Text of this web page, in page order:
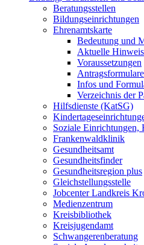
Beratungsstellen
Bildungseinrichtungen
Ehrenamtskarte
Bedeutung und
Aktuelle
Voraussetzungen
Antragsformulare
Infos und
Verzeichnis der
Hilfsdienste (KatSG)
Soziale Einrichtungen,
Frankenwaldklinik
Gesundheitsamt
Gesundheitsfinder
Gesundheitsregion plus
Gleichstellungsstelle
Jobcenter Landkreis
Medienzentrum
Kreisbibliothek
Kreisjugendamt
Schwangerenberatung